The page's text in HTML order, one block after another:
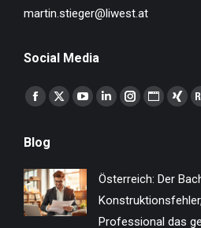
martin.stieger@liwest.at
Social Media
Finden Sie uns auf:
Facebook
opens
in
new
window
X
in
new
window
YouTube
in
new
window
Linkedin
new
window
Instagram
new
window
Website
new
window
new
Blog
Österreich: Der
Professional das